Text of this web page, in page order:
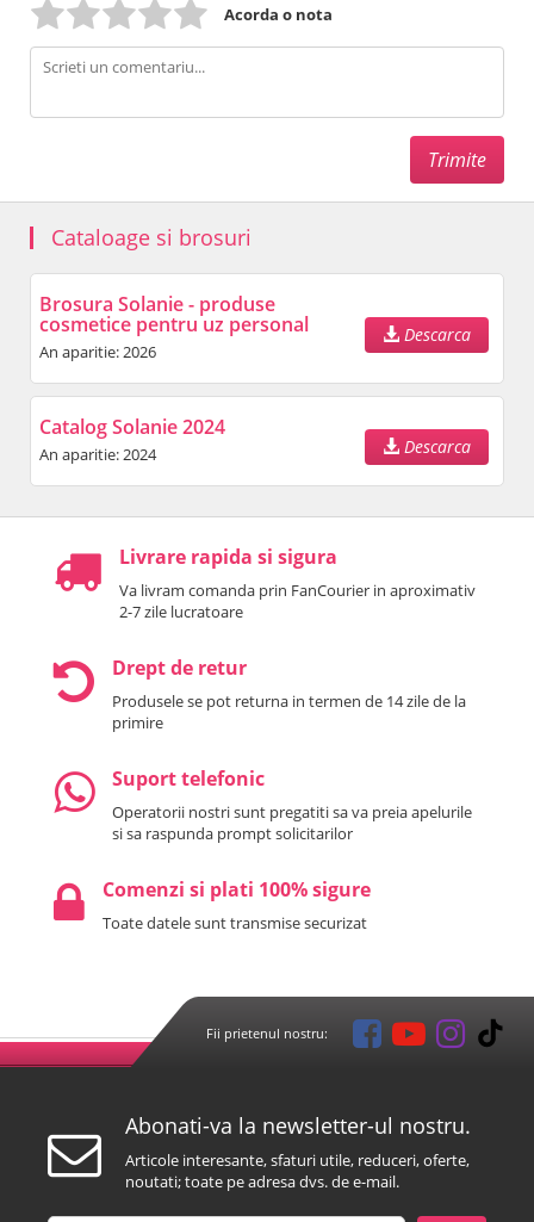
Acorda o nota
Cataloage si brosuri
Brosura Solanie - produse
cosmetice pentru uz personal
An aparitie: 2026
Descarca
Catalog Solanie 2024
An aparitie: 2024 Descarca
Livrare rapida si sigura
Va livram comanda prin FanCourier in aproximativ
2-7 zile lucratoare
Drept de retur
Produsele se pot returna in termen de 14 zile de la
primire
Suport telefonic
Operatorii nostri sunt pregatiti sa va preia apelurile
si sa raspunda prompt solicitarilor
Comenzi si plati 100% sigure
Toate datele sunt transmise securizat
Fii prietenul nostru:
Abonati-va la newsletter-ul nostru.
Articole interesante, sfaturi utile, reduceri, oferte,
noutati; toate pe adresa dvs. de e-mail.